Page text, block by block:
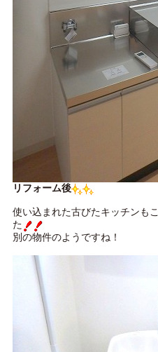
リフォーム後
使い込まれた古びたキッチンも
た
別の物件のようですね！